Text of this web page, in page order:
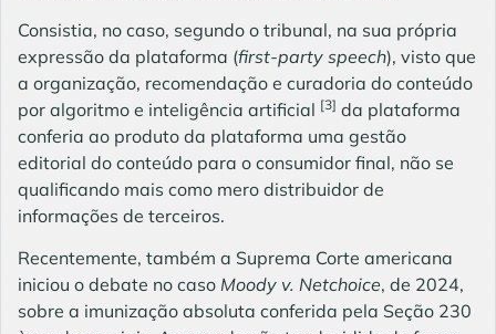
Consistia, no caso, segundo o tribunal, na sua própria
expressão da plataforma (first-party speech), visto que
a organização, recomendação e curadoria do conteúdo
por algoritmo e inteligência artificial [3] da plataforma
conferia ao produto da plataforma uma gestão
editorial do conteúdo para o consumidor final, não se
qualificando mais como mero distribuidor de
informações de terceiros.
Recentemente, também a Suprema Corte americana
iniciou o debate no caso Moody v. Netchoice, de 2024,
sobre a imunização absoluta conferida pela Seção 230